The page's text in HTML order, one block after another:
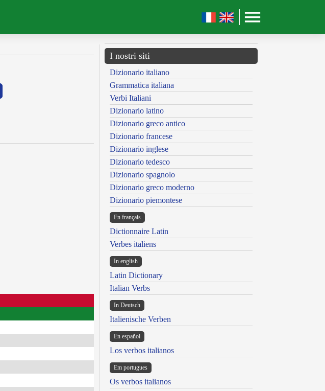
I nostri siti
Dizionario italiano
Grammatica italiana
Verbi Italiani
Dizionario latino
Dizionario greco antico
Dizionario francese
Dizionario inglese
Dizionario tedesco
Dizionario spagnolo
Dizionario greco moderno
Dizionario piemontese
En français
Dictionnaire Latin
Verbes italiens
In english
Latin Dictionary
Italian Verbs
In Deutsch
Italienische Verben
En español
Los verbos italianos
Em portugues
Os verbos italianos